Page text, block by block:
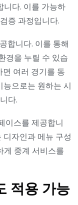
니다. 이를 가능하
증 과정입니다.
합니다. 이를 통해
경을 누릴 수 있습
여러 경기를 동
으로는 원하는 시
다.
이스를 제공합니
자인과 메뉴 구성
게 중계 서비스를
적용 가능